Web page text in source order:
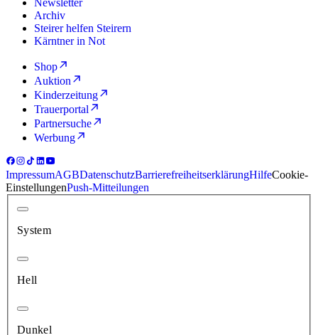
Archiv
Steirer helfen Steirern
Kärntner in Not
Shop
Auktion
Kinderzeitung
Trauerportal
Partnersuche
Werbung
ImpressumAGBDatenschutzBarrierefreiheitserklärungHilfeCookie-
EinstellungenPush-Mitteilungen
System
Hell
Dunkel